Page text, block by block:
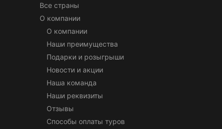
Все страны
О компании
О компании
Наши преимущества
Подарки и розыгрыши
Новости и акции
Наша команда
Наши реквизиты
Отзывы
Способы оплаты туров